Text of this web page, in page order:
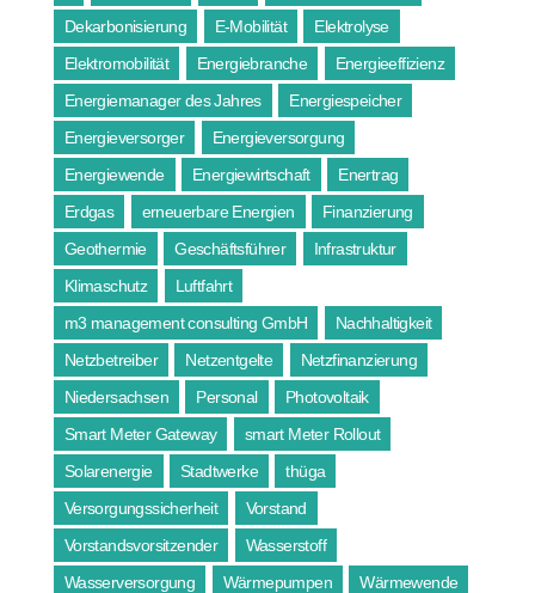
Dekarbonisierung
E-Mobilität
Elektrolyse
Elektromobilität
Energiebranche
Energieeffizienz
Energiemanager des Jahres
Energiespeicher
Energieversorger
Energieversorgung
Energiewende
Energiewirtschaft
Enertrag
Erdgas
erneuerbare Energien
Finanzierung
Geothermie
Geschäftsführer
Infrastruktur
Klimaschutz
Luftfahrt
m3 management consulting GmbH
Nachhaltigkeit
Netzbetreiber
Netzentgelte
Netzfinanzierung
Niedersachsen
Personal
Photovoltaik
Smart Meter Gateway
smart Meter Rollout
Solarenergie
Stadtwerke
thüga
Versorgungssicherheit
Vorstand
Vorstandsvorsitzender
Wasserstoff
Wasserversorgung
Wärmepumpen Wärmewende